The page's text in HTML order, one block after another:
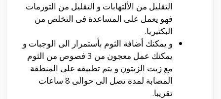
التقليل من الألتهابات و التقليل من التورمات
فهو يعمل على المساعدة فى التخلص من
البكتيريا.
و يمكنك أضافة الثوم بأستمرار الى الوجبات و
يمكنك عمل معجون من 3 فصوص من الثوم
مع زيت الزيتون و يتم تطبيقه على المنطقة
المصابة لمدة تصل الى حوالى 8 ساعات
تقريبا.